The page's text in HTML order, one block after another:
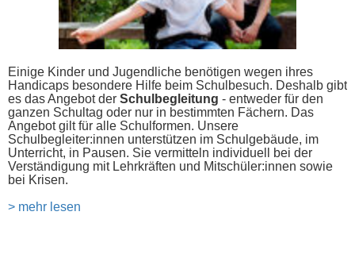
Einige Kinder und Jugendliche benötigen wegen ihres
Handicaps besondere Hilfe beim Schulbesuch. Deshalb gibt
es das Angebot der Schulbegleitung - entweder für den
ganzen Schultag oder nur in bestimmten Fächern. Das
Angebot gilt für alle Schulformen. Unsere
Schulbegleiter:innen unterstützen im Schulgebäude, im
Unterricht, in Pausen. Sie vermitteln individuell bei der
Verständigung mit Lehrkräften und Mitschüler:innen sowie
bei Krisen.
> mehr lesen